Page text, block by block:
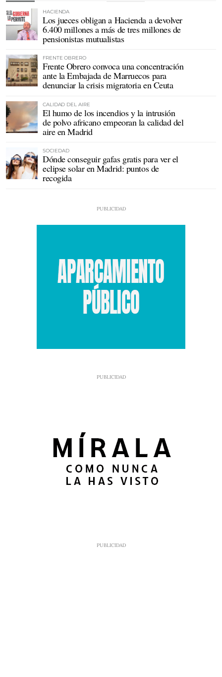
HACIENDA
Los jueces obligan a Hacienda a devolver
6.400 millones a más de tres millones de
pensionistas mutualistas
FRENTE OBRERO
Frente Obrero convoca una concentración
ante la Embajada de Marruecos para
denunciar la crisis migratoria en Ceuta
CALIDAD DEL AIRE
El humo de los incendios y la intrusión
de polvo africano empeoran la calidad del
aire en Madrid
SOCIEDAD
Dónde conseguir gafas gratis para ver el
eclipse solar en Madrid: puntos de
recogida